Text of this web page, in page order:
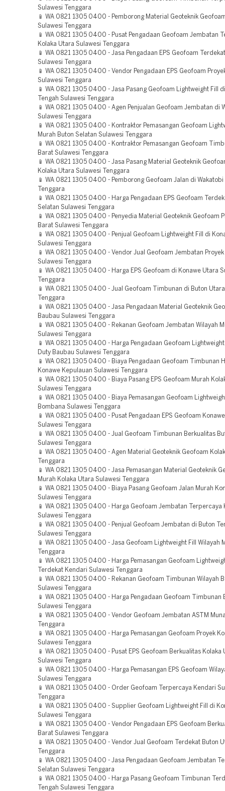
Sulawesi Tenggara
📱 WA 0821 1305 0400 - Pemborong Material Geoteknik
Sulawesi Tenggara
📱 WA 0821 1305 0400 - Pusat Pengadaan Geofoam Jembatan
Kolaka Utara Sulawesi Tenggara
📱 WA 0821 1305 0400 - Jasa Pengadaan EPS Geofoam
Sulawesi Tenggara
📱 WA 0821 1305 0400 - Vendor Pengadaan EPS Geofoam
Sulawesi Tenggara
📱 WA 0821 1305 0400 - Jasa Pasang Geofoam Lightweight Fill
Tengah Sulawesi Tenggara
📱 WA 0821 1305 0400 - Agen Penjualan Geofoam Jembatan di
Sulawesi Tenggara
📱 WA 0821 1305 0400 - Kontraktor Pemasangan Geofoam
Murah Buton Selatan Sulawesi Tenggara
📱 WA 0821 1305 0400 - Kontraktor Pemasangan Geofoam
Barat Sulawesi Tenggara
📱 WA 0821 1305 0400 - Jasa Pasang Material Geoteknik
Kolaka Utara Sulawesi Tenggara
📱 WA 0821 1305 0400 - Pemborong Geofoam Jalan di Wakatobi
Tenggara
📱 WA 0821 1305 0400 - Harga Pengadaan EPS Geofoam
Selatan Sulawesi Tenggara
📱 WA 0821 1305 0400 - Penyedia Material Geoteknik Geofoam
Barat Sulawesi Tenggara
📱 WA 0821 1305 0400 - Penjual Geofoam Lightweight Fill di
Sulawesi Tenggara
📱 WA 0821 1305 0400 - Vendor Jual Geofoam Jembatan
Sulawesi Tenggara
📱 WA 0821 1305 0400 - Harga EPS Geofoam di Konawe Utara
Tenggara
📱 WA 0821 1305 0400 - Jual Geofoam Timbunan di Buton
Tenggara
📱 WA 0821 1305 0400 - Jasa Pengadaan Material Geoteknik
Baubau Sulawesi Tenggara
📱 WA 0821 1305 0400 - Rekanan Geofoam Jembatan Wilayah
Sulawesi Tenggara
📱 WA 0821 1305 0400 - Harga Pengadaan Geofoam Lightweight
Duty Baubau Sulawesi Tenggara
📱 WA 0821 1305 0400 - Biaya Pengadaan Geofoam Timbunan
Konawe Kepulauan Sulawesi Tenggara
📱 WA 0821 1305 0400 - Biaya Pasang EPS Geofoam Murah
Sulawesi Tenggara
📱 WA 0821 1305 0400 - Biaya Pemasangan Geofoam
Bombana Sulawesi Tenggara
📱 WA 0821 1305 0400 - Pusat Pengadaan EPS Geofoam
Sulawesi Tenggara
📱 WA 0821 1305 0400 - Jual Geofoam Timbunan Berkualitas
Sulawesi Tenggara
📱 WA 0821 1305 0400 - Agen Material Geoteknik Geofoam
Tenggara
📱 WA 0821 1305 0400 - Jasa Pemasangan Material Geoteknik
Murah Kolaka Utara Sulawesi Tenggara
📱 WA 0821 1305 0400 - Biaya Pasang Geofoam Jalan Murah
Sulawesi Tenggara
📱 WA 0821 1305 0400 - Harga Geofoam Jembatan Terpercaya
Sulawesi Tenggara
📱 WA 0821 1305 0400 - Penjual Geofoam Jembatan di Buton
Sulawesi Tenggara
📱 WA 0821 1305 0400 - Jasa Geofoam Lightweight Fill Wilayah
Tenggara
📱 WA 0821 1305 0400 - Harga Pemasangan Geofoam
Terdekat Kendari Sulawesi Tenggara
📱 WA 0821 1305 0400 - Rekanan Geofoam Timbunan Wilayah
Sulawesi Tenggara
📱 WA 0821 1305 0400 - Harga Pengadaan Geofoam Timbunan
Sulawesi Tenggara
📱 WA 0821 1305 0400 - Vendor Geofoam Jembatan ASTM
Tenggara
📱 WA 0821 1305 0400 - Harga Pemasangan Geofoam Proyek
Sulawesi Tenggara
📱 WA 0821 1305 0400 - Pusat EPS Geofoam Berkualitas Kolaka
Sulawesi Tenggara
📱 WA 0821 1305 0400 - Harga Pemasangan EPS Geofoam
Sulawesi Tenggara
📱 WA 0821 1305 0400 - Order Geofoam Terpercaya Kendari
Tenggara
📱 WA 0821 1305 0400 - Supplier Geofoam Lightweight Fill di
Sulawesi Tenggara
📱 WA 0821 1305 0400 - Vendor Pengadaan EPS Geofoam
Barat Sulawesi Tenggara
📱 WA 0821 1305 0400 - Vendor Jual Geofoam Terdekat Buton
Tenggara
📱 WA 0821 1305 0400 - Jasa Pengadaan Geofoam Jembatan
Selatan Sulawesi Tenggara
📱 WA 0821 1305 0400 - Harga Pasang Geofoam Timbunan
Tengah Sulawesi Tenggara